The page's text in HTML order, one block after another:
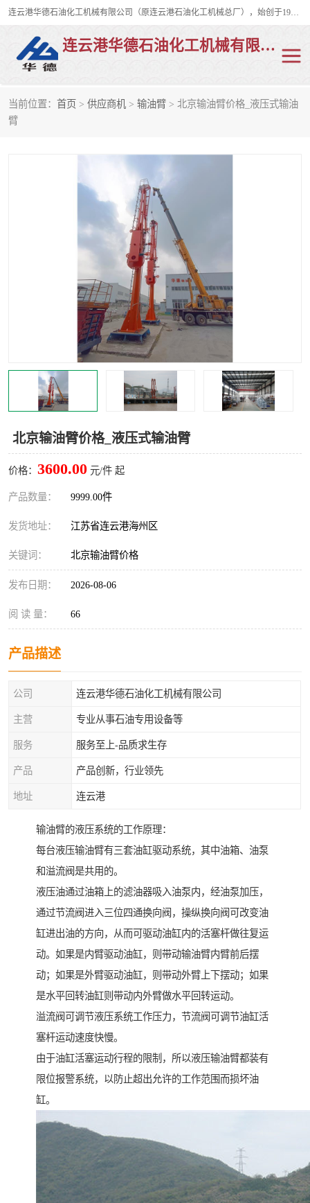
连云港华德石油化工机械有限公司（原连云港石油化工机械总厂），始创于1982年，是从事码头船用流体装卸臂、陆用流体装卸臂（鹤管）、活动梯、钢构平台、定量装车系统等全系列流体装卸设备的设计、制造、销售以及服务的专业供应商。
连云港华德石油化工机械有限公司
当前位置： 首页 > 供应商机 > 输油臂 > 北京输油臂价格_液压式输油
臂
北京输油臂价格_液压式输油臂
价格： 3600.00 元/件 起
产品数量： 9999.00件
发货地址： 江苏省连云港海州区
关键词： 北京输油臂价格
发布日期： 2026-08-06
阅 读 量： 66
产品描述
公司 连云港华德石油化工机械有限公司
主营 专业从事石油专用设备等
服务 服务至上-品质求生存
产品 产品创新，行业领先
地址 连云港
输油臂的液压系统的工作原理：
每台液压输油臂有三套油缸驱动系统，其中油箱、油泵
和溢流阀是共用的。
液压油通过油箱上的滤油器吸入油泵内，经油泵加压，
通过节流阀进入三位四通换向阀，操纵换向阀可改变油
缸进出油的方向，从而可驱动油缸内的活塞杆做往复运
动。如果是内臂驱动油缸，则带动输油臂内臂前后摆
动；如果是外臂驱动油缸，则带动外臂上下摆动；如果
是水平回转油缸则带动内外臂做水平回转运动。
溢流阀可调节液压系统工作压力，节流阀可调节油缸活
塞杆运动速度快慢。
由于油缸活塞运动行程的限制，所以液压输油臂都装有
限位报警系统，以防止超出允许的工作范围而损坏油
缸。
液氯鹤管
卸车鹤管
输油臂
紧急脱离干式接头 火车鹤管
顶部鹤管
浮动出油装置 鹤管